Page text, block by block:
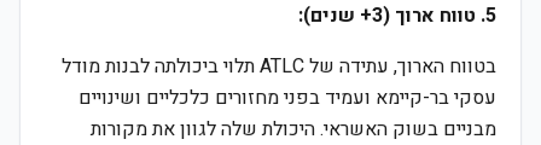
5. טווח ארוך (3+ שנים):
בטווח הארוך, עתידה של ATLC תלוי ביכולתה לבנות מודל
עסקי בר-קיימא ועמיד בפני מחזורים כלכליים ושינויים
מבניים בשוק האשראי. היכולת שלה לגוון את מקורות